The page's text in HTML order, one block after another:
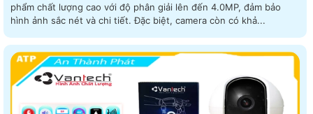
phẩm chất lượng cao với độ phân giải lên đến 4.0MP, đảm bảo
hình ảnh sắc nét và chi tiết. Đặc biệt, camera còn có khả...